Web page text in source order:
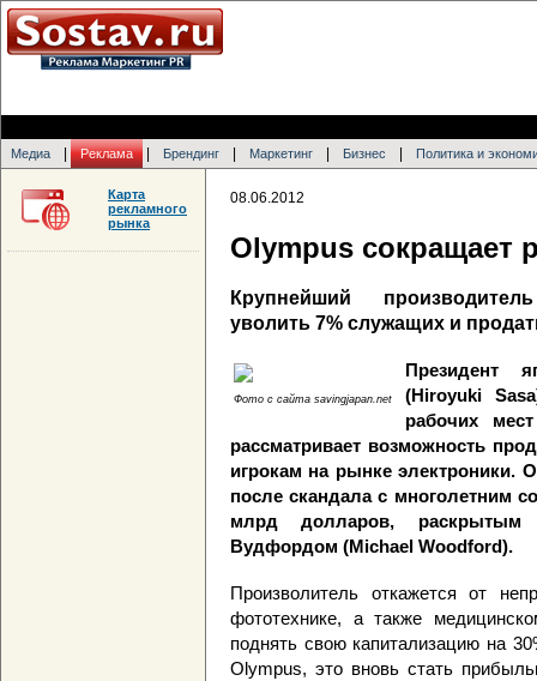
Медиа Реклама Брендинг Маркетинг Бизнес Политика и
08.06.2012
Olympus сокращает
Крупнейший
уволить 7% служащих и
Фото с сайта savingjapan.net
Президент
(Hiroyuki
рабочих
рассматривает возможность
игрокам на рынке электроники.
после скандала с многолетним
млрд долларов,
Вудфордом (Michael Woodford).
Произволитель откажется от
фототехнике, а также
поднять свою капитализацию на
Olympus, это вновь стать
Карта
рекламного
рынка